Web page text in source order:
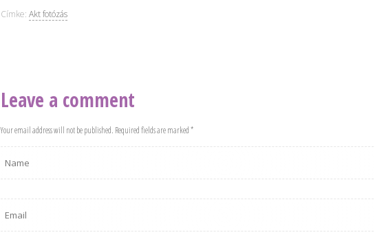
Címke: Akt fotózás
Leave a comment
Your email address will not be published. Required fields are marked *